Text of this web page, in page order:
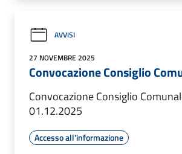
AVVISI
27 NOVEMBRE 2025
Convocazione Consiglio
Convocazione Consiglio
01.12.2025
Accesso all'informazione